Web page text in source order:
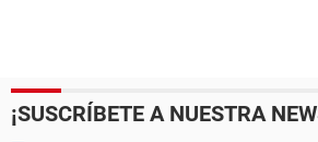
¡SUSCRÍBETE A NUESTRA